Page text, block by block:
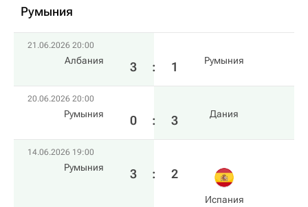
Румыния
21.06.2026 20:00
Албания 3 : 1 Румыния
20.06.2026 20:00
Румыния 0 : 3 Дания
14.06.2026 19:00
Румыния 3 : 2
Испания